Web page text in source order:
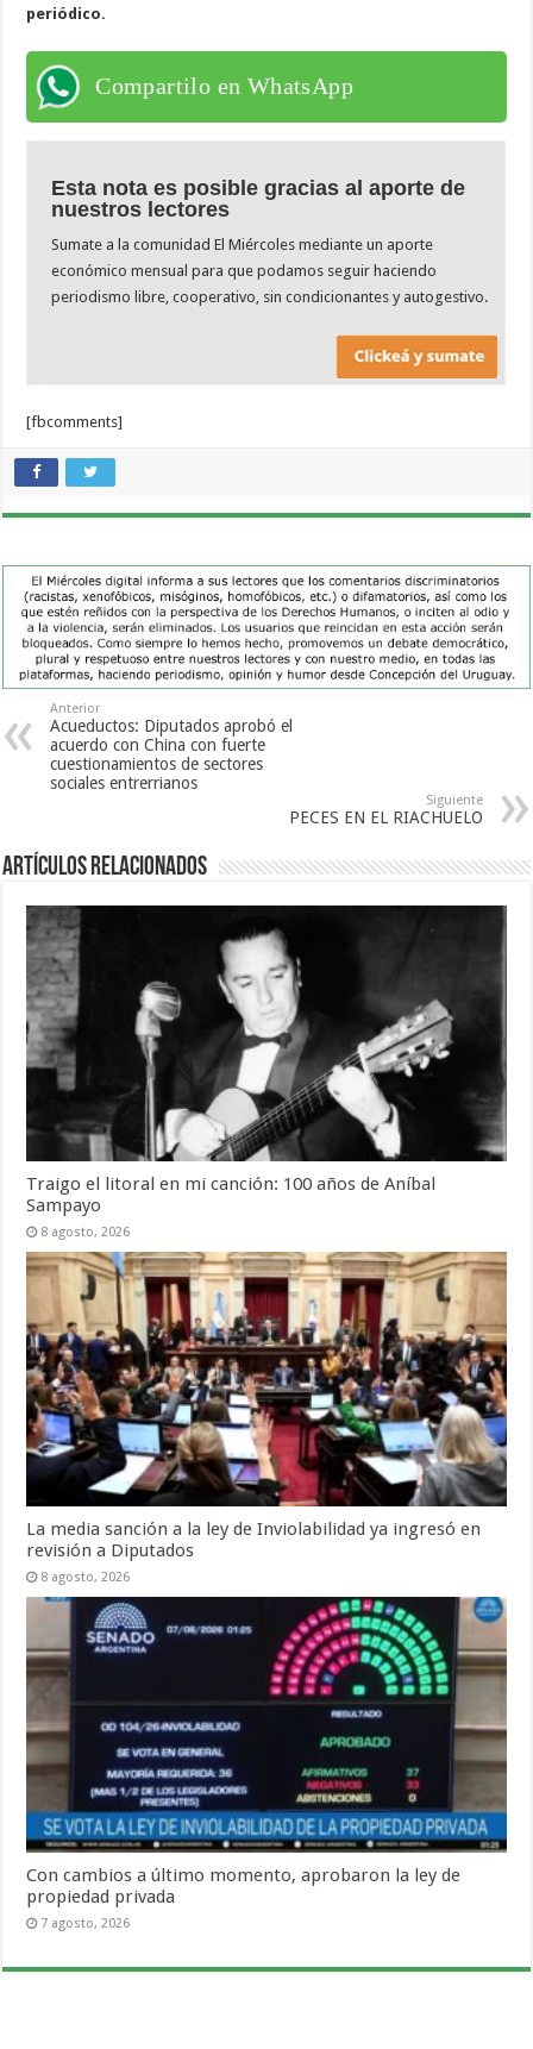
periódico.
Compartilo en WhatsApp
Esta nota es posible gracias al aporte de
nuestros lectores
Sumate a la comunidad El Miércoles mediante un aporte
económico mensual para que podamos seguir haciendo
periodismo libre, cooperativo, sin condicionantes y autogestivo.
[fbcomments]
Anterior
Acueductos: Diputados aprobó el
acuerdo con China con fuerte
cuestionamientos de sectores
sociales entrerrianos
Siguiente
PECES EN EL RIACHUELO
Artículos Relacionados
Traigo el litoral en mi canción: 100 años de Aníbal
Sampayo
8 agosto, 2026
La media sanción a la ley de Inviolabilidad ya ingresó en
revisión a Diputados
8 agosto, 2026
Con cambios a último momento, aprobaron la ley de
propiedad privada
7 agosto, 2026